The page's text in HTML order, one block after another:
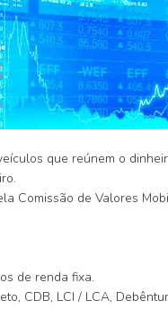
que reúnem o
Comissão de Valores
de renda fixa.
CDB, LCI / LCA,